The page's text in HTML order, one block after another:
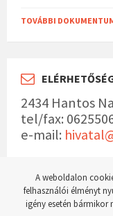
TOVÁBBI
2434 Hantos
tel/fax:
e-mail:
© 2023 Hantos község
A weboldalon
felhasználói élményt
igény esetén